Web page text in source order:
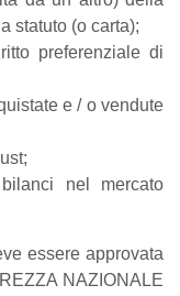
statuto (o carta);
preferenziale di
e / o vendute
nel mercato
essere approvata
NAZIONALE